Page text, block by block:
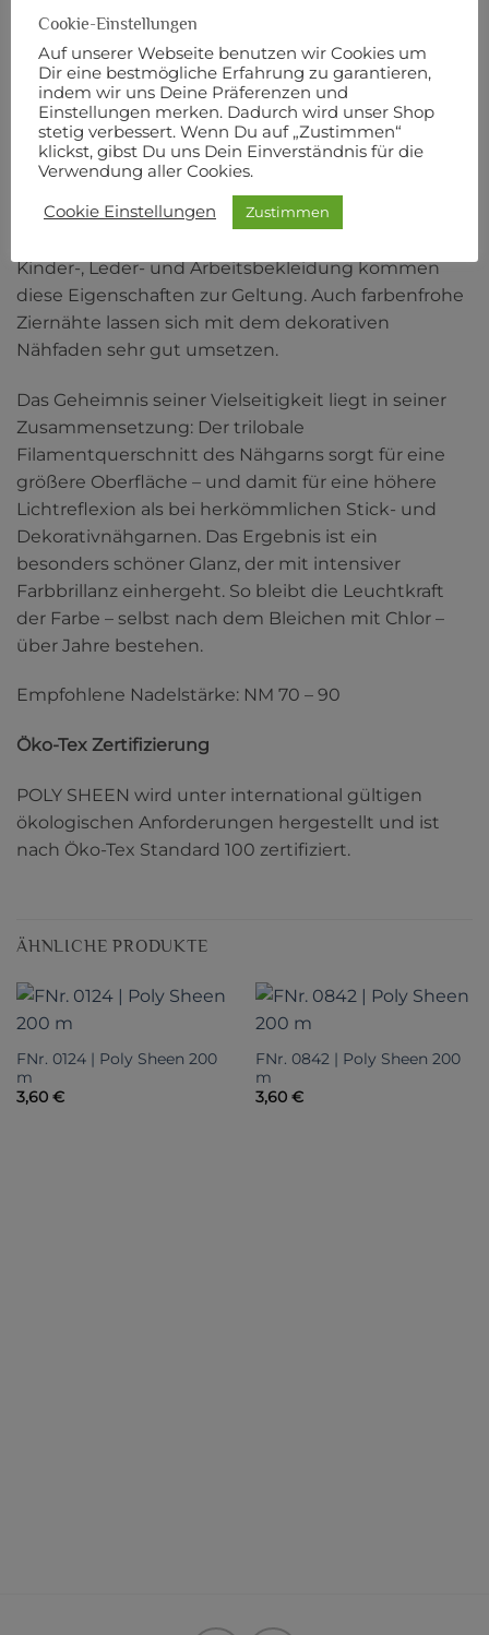
Robust, dekorativ und farbecht: Mit POLY SHEEN
kaufen Sie den Stick-Klassiker unter den Mettler-
Nähgarnen. Der glänzende Nähfaden ist nicht nur
wunderbar zu versticken, sondern lässt sich durch
seine extra starke und scheuerresistente
Beschaffenheit auch universell einsetzen:
Besonders auf stark beanspruchten Textilien wie
Kinder-, Leder- und Arbeitsbekleidung kommen
diese Eigenschaften zur Geltung. Auch farbenfrohe
Ziernähte lassen sich mit dem dekorativen
Nähfaden sehr gut umsetzen.
Das Geheimnis seiner Vielseitigkeit liegt in seiner
Zusammensetzung: Der trilobale
Filamentquerschnitt des Nähgarns sorgt für eine
größere Oberfläche – und damit für eine höhere
Lichtreflexion als bei herkömmlichen Stick- und
Dekorativnähgarnen. Das Ergebnis ist ein
besonders schöner Glanz, der mit intensiver
Farbbrillanz einhergeht. So bleibt die Leuchtkraft
der Farbe – selbst nach dem Bleichen mit Chlor –
über Jahre bestehen.
Empfohlene Nadelstärke: NM 70 – 90
Öko-Tex Zertifizierung
POLY SHEEN wird unter international gültigen
ökologischen Anforderungen hergestellt und ist
nach Öko-Tex Standard 100 zertifiziert.
ÄHNLICHE PRODUKTE
FNr. 0124 | Poly Sheen 200
m
3,60 €
FNr. 0842 | Poly Sheen 200
m
3,60 €
Cookie-Einstellungen
Auf unserer Webseite benutzen wir Cookies um
Dir eine bestmögliche Erfahrung zu garantieren,
indem wir uns Deine Präferenzen und
Einstellungen merken. Dadurch wird unser Shop
stetig verbessert. Wenn Du auf „Zustimmen“
klickst, gibst Du uns Dein Einverständnis für die
Verwendung aller Cookies.
Cookie Einstellungen Zustimmen